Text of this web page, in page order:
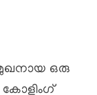
ഒരു
കോളിംഗ്